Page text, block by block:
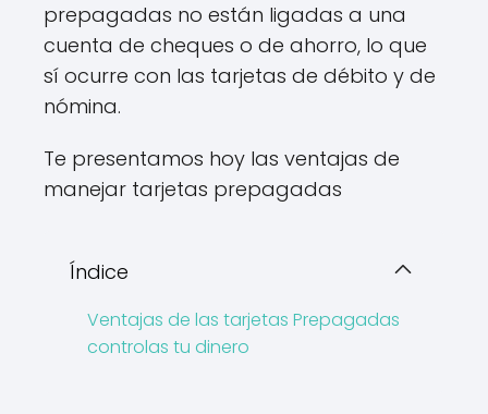
prepagadas no están ligadas a una
cuenta de cheques o de ahorro, lo que
sí ocurre con las tarjetas de débito y de
nómina.
Te presentamos hoy las ventajas de
manejar tarjetas prepagadas
Índice
Ventajas de las tarjetas Prepagadas
controlas tu dinero